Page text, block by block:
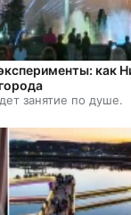
как
занятие по душе.